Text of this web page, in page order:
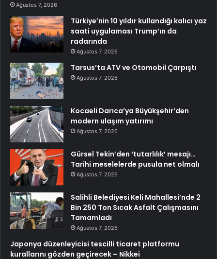
Ağustos 7, 2026
Türkiye’nin 10 yıldır kullandığı kalıcı yaz
saati uygulaması Trump’ın da
radarında
Ağustos 7, 2026
Tarsus’ta ATV ve Otomobil Çarpıştı
Ağustos 7, 2026
Kocaeli Darıca’ya Büyükşehir’den
modern ulaşım yatırımı
Ağustos 7, 2026
Gürsel Tekin’den ‘tutarlılık’ mesajı…
Tarihi meselelerde pusula net olmalı
Ağustos 7, 2026
Salihli Belediyesi Keli Mahallesi’nde 2
Bin 250 Ton Sıcak Asfalt Çalışmasını
Tamamladı
Ağustos 7, 2026
Japonya düzenleyicisi tescilli ticaret platformu
kurallarını gözden geçirecek – Nikkei